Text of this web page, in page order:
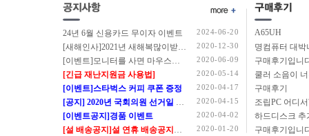
24년 6월 신용카드 무이자 이벤트 2024-06-20
[새해인사]2021년 새해복많이받으세요. 2020-12-30
[이벤트]모니터를 사면 마우스를 드립니다. 2020-06-09
[긴급 재난지원금 사용법] 2020-05-14
[이벤트]스타벅스 커피 쿠폰 증정 2020-04-17
[공지] 2020년 국회의원 선거일 정상근무 안내 2020-04-15
[이벤트공지]경품 이벤트 2020-04-02
[설 배송공지]설 연휴 배송공지입니다. 2020-01-20
A65UH
구매후기입니
쿨러 소음이
구매후기
구매후기입니